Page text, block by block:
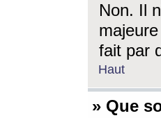
Non. Il
fait par
Haut
» Que